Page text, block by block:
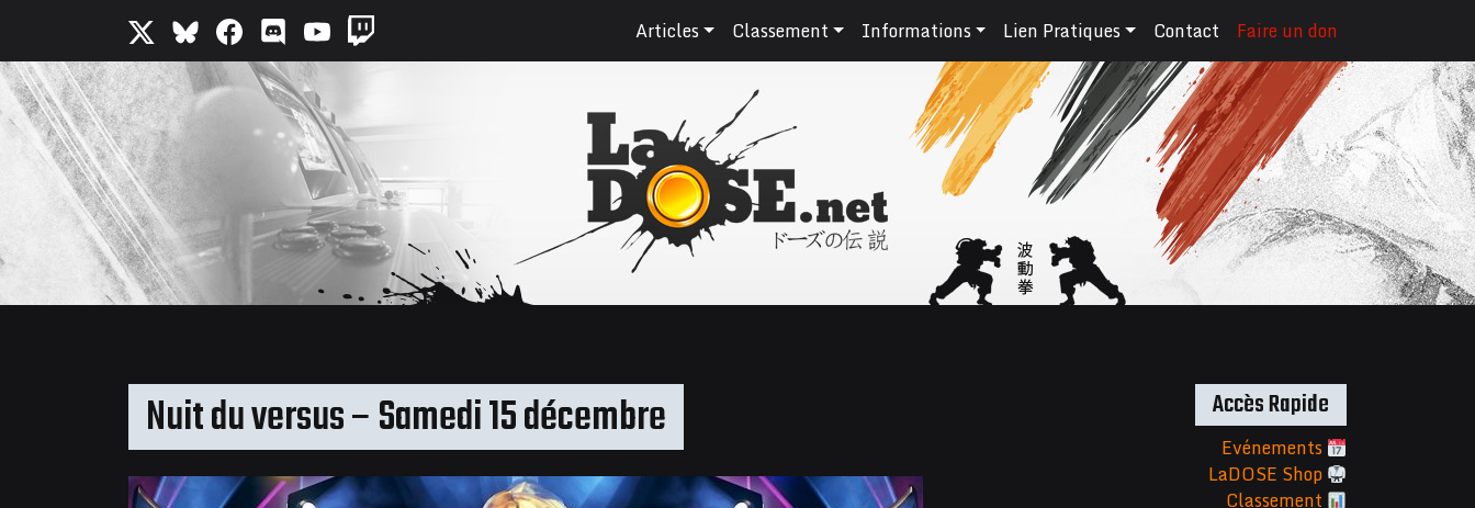
Articles Classement Informations Lien Pratiques Contact Faire un don
Nuit du versus – Samedi 15 décembre Accès Rapide
Evénements
LaDOSE Shop
Classement